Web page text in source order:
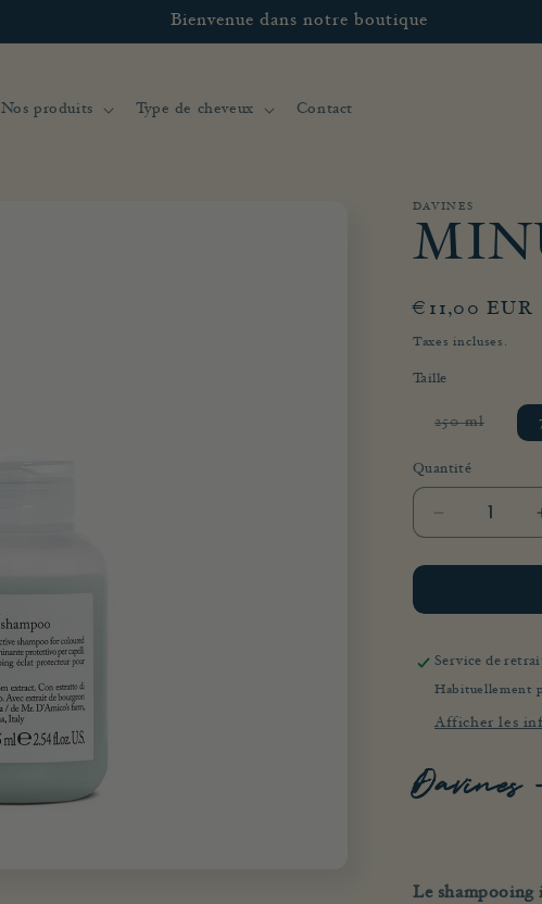
Bienvenue dans notre boutique
Nos produits Type de cheveux Contact
DAVINES
Prix
habituel
€11,00 EUR
Taxes incluses.
Taille
250 ml
épuisée
Quantité
Réduire
la
quantité
MINU
Service de
Habituellement
Afficher les
Davines
Le shampooing